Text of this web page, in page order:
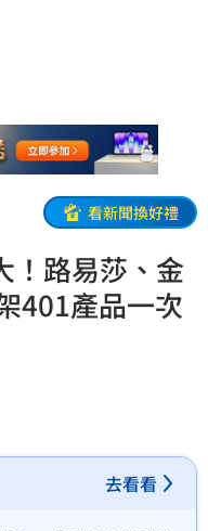
看新聞換好禮
！路易莎、金
401產品一次
去看看